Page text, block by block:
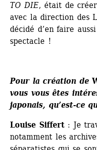
TO DIE, était de
avec la direction des
décidé d’en faire
spectacle !
Pour la création de
vous vous êtes
japonais, qu’est-ce
Louise Siffert: Je
notamment les